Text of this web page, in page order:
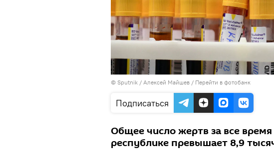
© Sputnik / Алексей Майшев / Перейти в фотобанк
Подписаться
Общее число жертв за все
республике превышает 8,9